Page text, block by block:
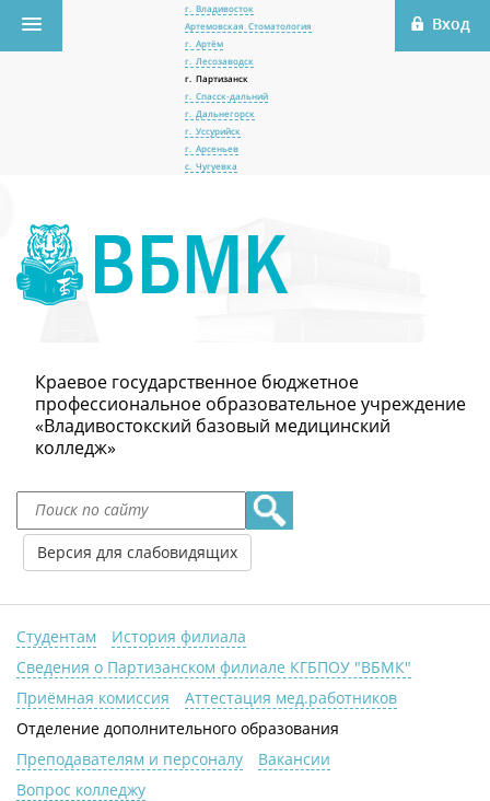
г. Владивосток
Артемовская Стоматология
г. Артём
г. Лесозаводск
г. Партизанск
г. Спасск-дальний
г. Дальнегорск
г. Уссурийск
г. Арсеньев
с. Чугуевка
Краевое государственное бюджетное
профессиональное образовательное учреждение
«Владивостокский базовый медицинский
колледж»
Версия для слабовидящих
Студентам
История филиала
Сведения о Партизанском филиале КГБПОУ "ВБМК"
Приёмная комиссия
Аттестация мед.работников
Отделение дополнительного образования
Преподавателям и персоналу
Вакансии
Вопрос колледжу